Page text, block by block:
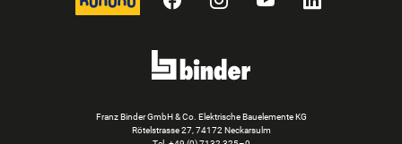
Franz Binder GmbH & Co. Elektrische Bauelemente KG
Rötelstrasse 27, 74172 Neckarsulm